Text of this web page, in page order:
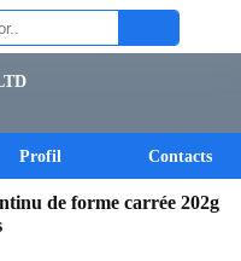
Profil Contacts
de forme carrée 202g